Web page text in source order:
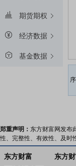
期货期权
经济数据
基金数据
郑重声明： 东方财富网发布
性、完整性、有效性、及时
东方财富 东方